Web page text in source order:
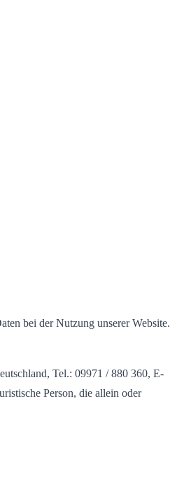
bei der Nutzung unserer Website.
Tel.: 09971 / 880 360, E-
Person, die allein oder